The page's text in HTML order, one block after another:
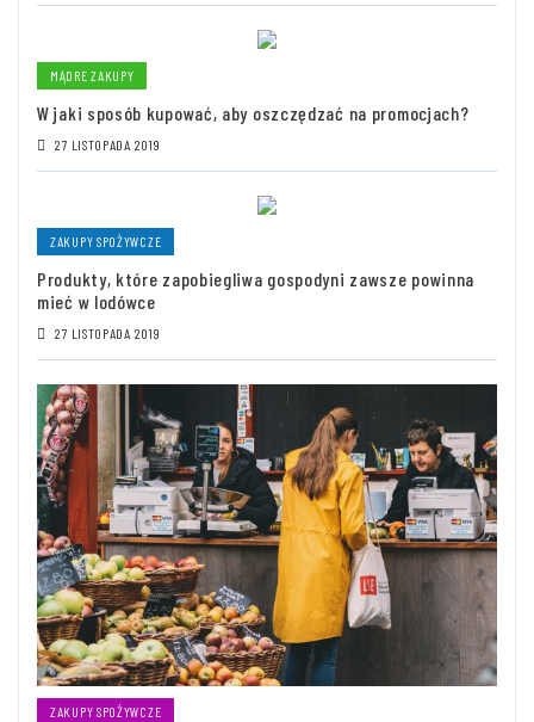
MĄDRE ZAKUPY
W jaki sposób kupować, aby oszczędzać na promocjach?
27 LISTOPADA 2019
ZAKUPY SPOŻYWCZE
Produkty, które zapobiegliwa gospodyni zawsze powinna
mieć w lodówce
27 LISTOPADA 2019
ZAKUPY SPOŻYWCZE